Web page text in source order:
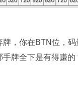
牌，你在BTN位，
牌全下是有得赚的